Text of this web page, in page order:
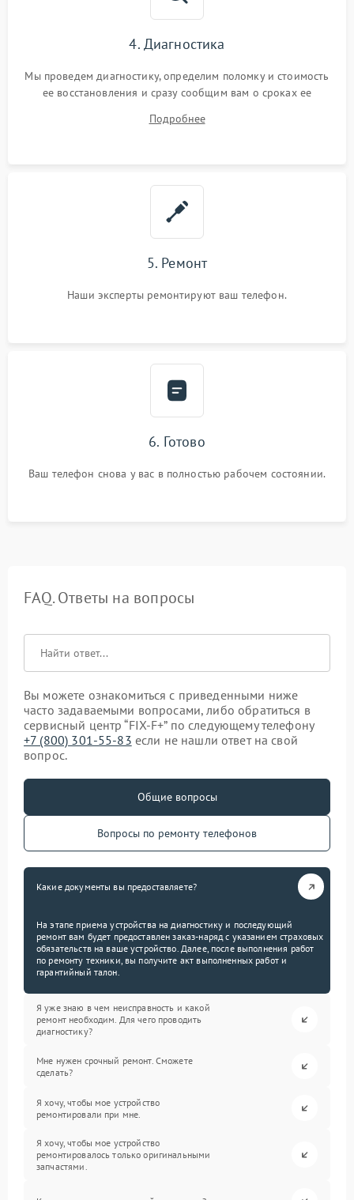
4. Диагностика
Мы проведем диагностику, определим поломку и стоимость
ее восстановления и сразу сообщим вам о сроках ее
Подробнее
5. Ремонт
Наши эксперты ремонтируют ваш телефон.
6. Готово
Ваш телефон снова у вас в полностью рабочем состоянии.
FAQ. Ответы на вопросы
Вы можете ознакомиться с приведенными ниже
часто задаваемыми вопросами, либо обратиться в
сервисный центр “FIX-F+” по следующему телефону
+7 (800) 301-55-83 если не нашли ответ на свой
вопрос.
Общие вопросы
Вопросы по ремонту телефонов
Какие документы вы предоставляете?
На этапе приема устройства на диагностику и последующий
ремонт вам будет предоставлен заказ-наряд с указанием страховых
обязательств на ваше устройство. Далее, после выполнения работ
по ремонту техники, вы получите акт выполненных работ и
гарантийный талон.
Я уже знаю в чем неисправность и какой
ремонт необходим. Для чего проводить
диагностику?
Мне нужен срочный ремонт. Сможете
сделать?
Я хочу, чтобы мое устройство
ремонтировали при мне.
Я хочу, чтобы мое устройство
ремонтировалось только оригинальными
запчастями.